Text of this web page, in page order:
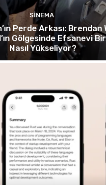
SINEMA
Perde Arkası: Brendan
Gölgesinde Efsanevi
Nasıl Yükseliyor?